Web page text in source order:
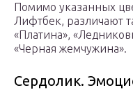
Помимо указанных
Лифтбек, различают
«Платина»,
«Черная жемчужина».
Сердолик.